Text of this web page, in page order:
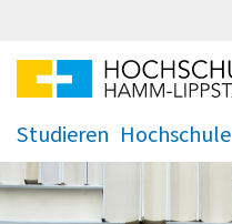
Studieren
.
Hochschule
.